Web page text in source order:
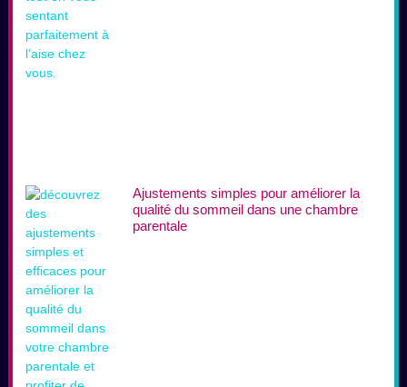
Ajustements simples pour améliorer la
qualité du sommeil dans une chambre
parentale